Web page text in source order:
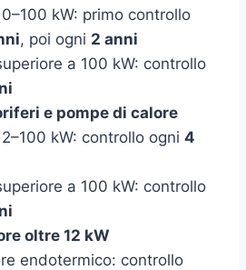
kW: primo controllo
, poi ogni 2 anni
a 100 kW: controllo
e pompe di calore
kW: controllo ogni 4
a 100 kW: controllo
oltre 12 kW
endotermico: controllo